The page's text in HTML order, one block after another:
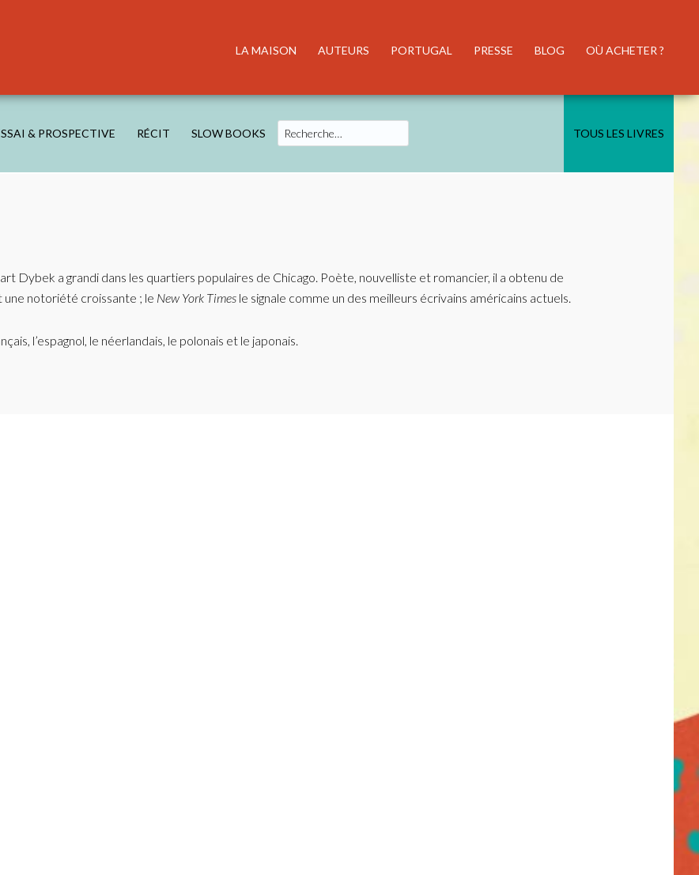
LA MAISON AUTEURS PORTUGAL PRESSE BLOG OÙ ACHETER ?
& PROSPECTIVE RÉCIT SLOW BOOKS
Search
TOUS LES LIVRES
Dybek a grandi dans les quartiers populaires de Chicago. Poète, nouvelliste et romancier, il a obtenu de
une notoriété croissante ; le New York Times le signale comme un des meilleurs écrivains américains actuels.
l’espagnol, le néerlandais, le polonais et le japonais.